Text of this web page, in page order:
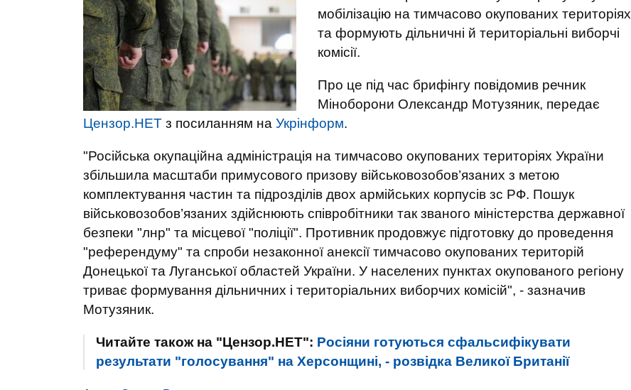
мобілізацію на тимчасово окупованих територіях
та формують дільничні й територіальні виборчі
комісії.
Про це під час брифінгу повідомив речник
Міноборони Олександр Мотузяник, передає
Цензор.НЕТ з посиланням на Укрінформ.
"Російська окупаційна адміністрація на тимчасово окупованих територіях України
збільшила масштаби примусового призову військовозобов’язаних з метою
комплектування частин та підрозділів двох армійських корпусів зс РФ. Пошук
військовозобов’язаних здійснюють співробітники так званого міністерства державної
безпеки "лнр" та місцевої "поліції". Противник продовжує підготовку до проведення
"референдуму" та спроби незаконної анексії тимчасово окупованих територій
Донецької та Луганської областей України. У населених пунктах окупованого регіону
триває формування дільничних і територіальних виборчих комісій", - зазначив
Мотузяник.
Читайте також на "Цензор.НЕТ": Росіяни готуються сфальсифікувати
результати "голосування" на Херсонщині, - розвідка Великої Британії